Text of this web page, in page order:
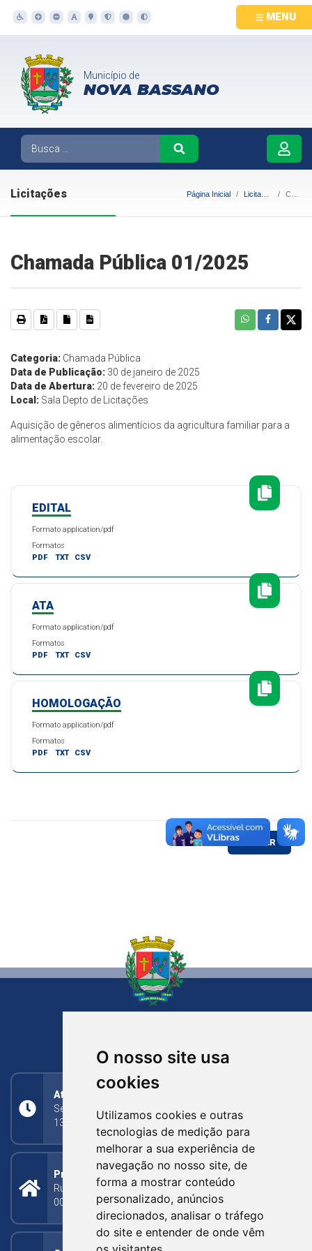
O nosso site usa
cookies
Utilizamos cookies e outras
tecnologias de medição para
melhorar a sua experiência de
navegação no nosso site, de
forma a mostrar conteúdo
personalizado, anúncios
direcionados, analisar o tráfego
do site e entender de onde vêm
MENU
Município de
NOVA BASSANO
Licitações Página Inicial Licitações Chamada Pública 01/2025
Chamada Pública 01/2025
Categoria: Chamada Pública
Data de Publicação: 30 de janeiro de 2025
Data de Abertura: 20 de fevereiro de 2025
Local: Sala Depto de Licitações
Aquisição de gêneros alimentícios da agricultura familiar para a
alimentação escolar.
EDITAL
Formato application/pdf
Formatos
PDF
TXT CSV
ATA
Formato application/pdf
Formatos
PDF
TXT CSV
HOMOLOGAÇÃO
Formato application/pdf
Formatos
PDF
TXT CSV
VOLTAR
Atendimento
Segunda a Sexta: 8h às 11h30min (manhã);
13h30min às 17h (tarde)
Prefeitura Municipal
Rua Silva Jardim, 505 - Bairro Centro - CEP: 95340-
000